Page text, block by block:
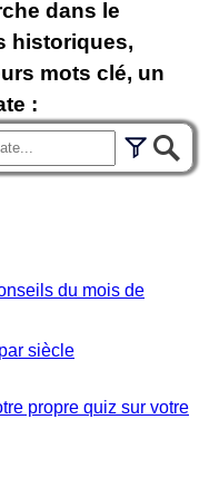
dans le
historiques,
mots clé, un
:
du mois de
siècle
propre quiz sur votre